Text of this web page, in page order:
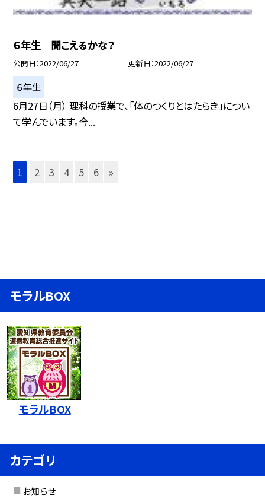
６年生 聞こえるかな？
公開日 2022/06/27 更新日 2022/06/27
６年生
6月27日（月） 理科の授業で、「体のつくりとはたらき」につい
て学んでいます。今...
1 2 3 4 5 6 »
モラルBOX
モラルBOX
カテゴリ
お知らせ